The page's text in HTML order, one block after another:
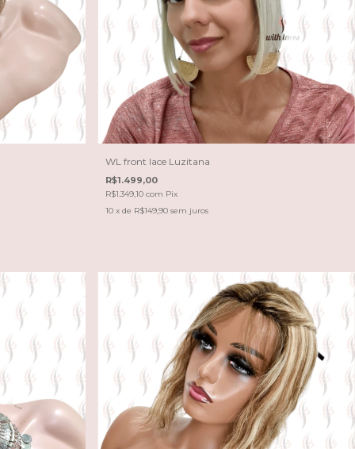
WL front lace Luzitana
R$1.499,00
R$1.349,10com Pix
10 x de R$149,90 sem juros